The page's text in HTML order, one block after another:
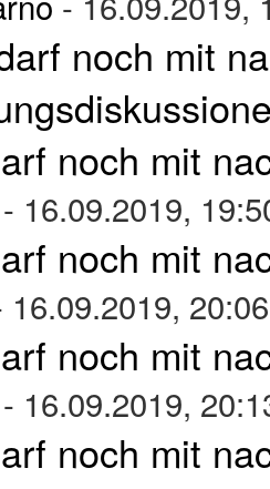
noch mit
noch mit
- 16.09.2019,
noch mit
16.09.2019, 20:06
noch mit
- 16.09.2019,
noch mit